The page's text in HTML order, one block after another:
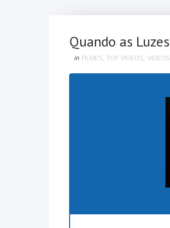
Quando as
in FILMES, TOP VIDEOS,